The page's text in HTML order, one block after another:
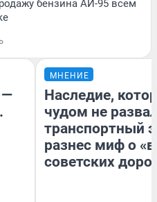
бензина АИ-95 всем
—
МНЕНИЕ
Наследие,
чудом не
транспортный
разнес миф о
советских